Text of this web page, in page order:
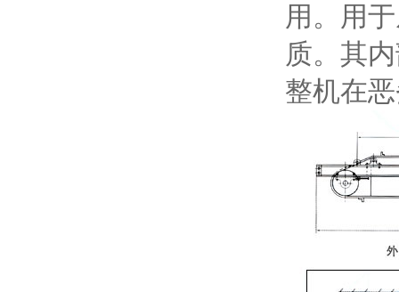
用。用
质。其
整机在